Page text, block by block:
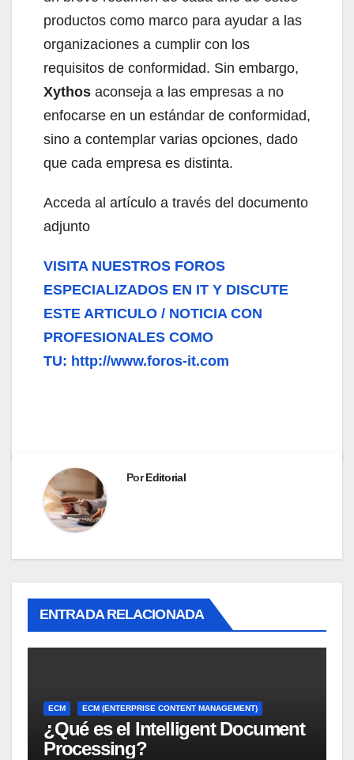
productos como marco para ayudar a las
organizaciones a cumplir con los
requisitos de conformidad. Sin embargo,
Xythos aconseja a las empresas a no
enfocarse en un estándar de conformidad,
sino a contemplar varias opciones, dado
que cada empresa es distinta.
Acceda al artículo a través del documento
adjunto
VISITA NUESTROS FOROS
ESPECIALIZADOS EN IT Y DISCUTE
ESTE ARTICULO / NOTICIA CON
PROFESIONALES COMO
TU: http://www.foros-it.com
PorEditorial
ENTRADA RELACIONADA
ECM ECM (ENTERPRISE CONTENT MANAGEMENT)
¿Qué es el Intelligent Document
Processing?